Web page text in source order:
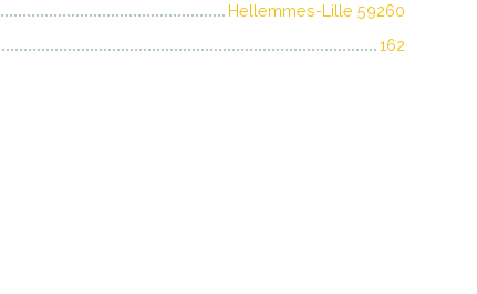
Hellemmes-Lille 59260
162